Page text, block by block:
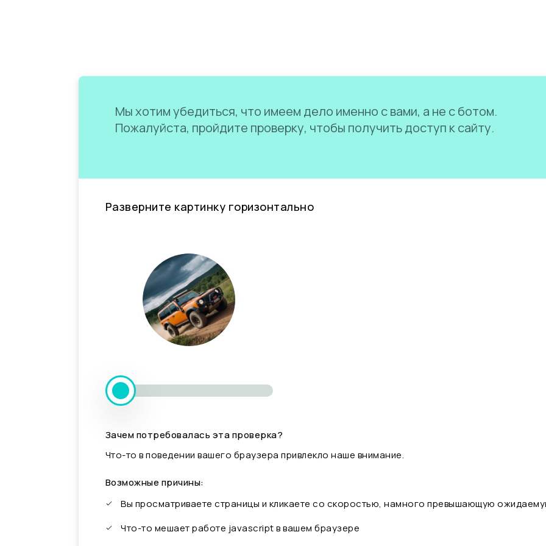
Мы хотим убедиться, что имеем дело именно с вами, а не с ботом.
Пожалуйста, пройдите проверку, чтобы получить доступ к сайту.
Разверните картинку горизонтально
Зачем потребовалась эта проверка?
Что-то в поведении вашего браузера привлекло наше внимание.
Возможные причины:
Вы просматриваете страницы и кликаете со скоростью, намного превышающую
Что-то мешает работе javascript в вашем браузере